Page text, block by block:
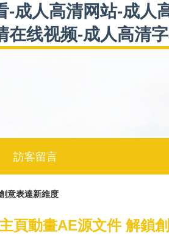
成人高清网站-成人
在线视频-成人高清
訪客留言
意表達新維度
頁動畫AE源文件 解鎖